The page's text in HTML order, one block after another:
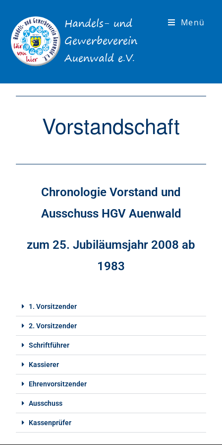
Menü
Vorstandschaft
Chronologie Vorstand und
Ausschuss HGV Auenwald
zum 25. Jubiläumsjahr 2008 ab
1983
1. Vorsitzender
2. Vorsitzender
Schriftführer
Kassierer
Ehrenvorsitzender
Ausschuss
Kassenprüfer